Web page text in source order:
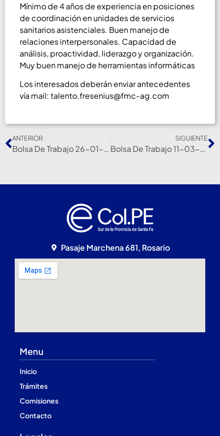
Mínimo de 4 años de experiencia en posiciones
de coordinación en unidades de servicios
sanitarios asistenciales. Buen manejo de
relaciones interpersonales. Capacidad de
análisis, proactividad, liderazgo y organización.
Muy buen manejo de herramientas informáticas
Los interesados deberán enviar antecedentes
vía mail: talento.fresenius@fmc-ag.com
ANTERIOR
Bolsa De Trabajo 26-01-22
SIGUIENTE
Bolsa De Trabajo 11-03-22
Pasaje Marchena 681, Rosario
Menu
Inicio
Trámites
Comisiones
Contacto